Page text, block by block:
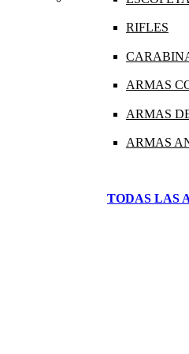
RIFLES
ARMAS
ARMAS
ARMAS
TODAS LAS